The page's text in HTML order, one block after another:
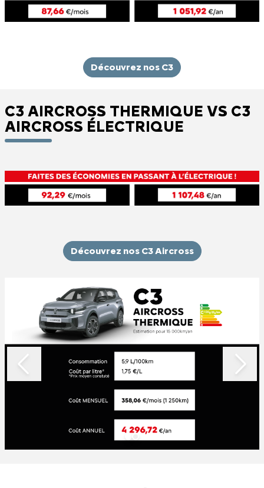
Découvrez nos C3
C3 AIRCROSS THERMIQUE VS C3
AIRCROSS ÉLECTRIQUE
Découvrez nos C3 Aircross